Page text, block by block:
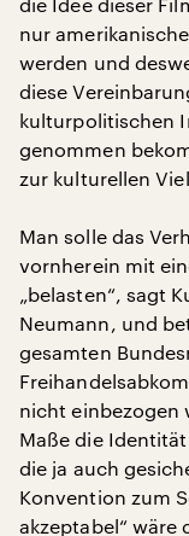
nur
werden und
diese
kulturpolitischen
genommen
zur kulturellen
Man solle das
vornherein mit
„belasten“, sagt
Neumann, und
gesamten
nicht einbezogen
Maße die
die ja auch
Konvention zum
akzeptabel“ wäre